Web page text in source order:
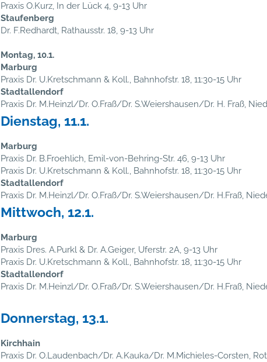
Praxis O.Kurz, In der Lück 4, 9-13 Uhr
Staufenberg
Dr. F.Redhardt, Rathausstr. 18, 9-13 Uhr
Montag, 10.1.
Marburg
Praxis Dr. U.Kretschmann & Koll., Bahnhofstr. 18, 11:30-15 Uhr
Stadtallendorf
Praxis Dr. M.Heinzl/Dr. O.Fraß/Dr. S.Weiershausen/Dr. H. Fraß,
Dienstag, 11.1.
Marburg
Praxis Dr. B.Froehlich, Emil-von-Behring-Str. 46, 9-13 Uhr
Praxis Dr. U.Kretschmann & Koll., Bahnhofstr. 18, 11:30-15 Uhr
Stadtallendorf
Praxis Dr. M.Heinzl/Dr. O.Fraß/Dr. S.Weiershausen/Dr. H.Fraß,
Mittwoch, 12.1.
Marburg
Praxis Dres. A.Purkl & Dr. A.Geiger, Uferstr. 2A, 9-13 Uhr
Praxis Dr. U.Kretschmann & Koll., Bahnhofstr. 18, 11:30-15 Uhr
Stadtallendorf
Praxis Dr. M.Heinzl/Dr. O.Fraß/Dr. S.Weiershausen/Dr. H.Fraß,
Donnerstag, 13.1.
Kirchhain
Praxis Dr. O.Laudenbach/Dr. A.Kauka/Dr. M.Michieles-Corsten,